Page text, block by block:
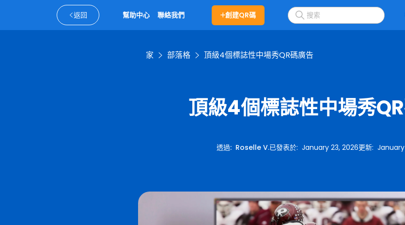
返回 幫助中心 聯絡我們 創建QR碼
家 部落格 頂級4個標誌性中場秀QR碼廣告
頂級4個標誌性中場秀
透過: Roselle V.已發表於:January 23, 2026更新: